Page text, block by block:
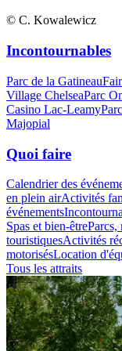
© C. Kowalewicz
Incontournables
Parc de la Gatineau
Village ChelseaParc
Casino Lac-Leamy
Majopial
Quoi faire
Calendrier des
en plein airActivités
événements
Spas et bien-êtreParcs,
touristiquesActivités
motorisésLocation
Tous les attraits